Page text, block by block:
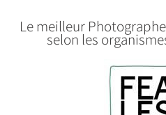
Le meilleur
selon les